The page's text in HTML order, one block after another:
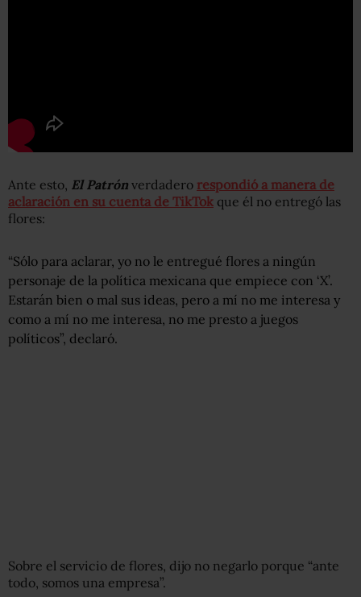
Ante esto, El Patrón verdadero respondió a manera de
aclaración en su cuenta de TikTok que él no entregó las
flores:
“Sólo para aclarar, yo no le entregué flores a ningún
personaje de la política mexicana que empiece con ‘X’.
Estarán bien o mal sus ideas, pero a mí no me interesa y
como a mí no me interesa, no me presto a juegos
políticos”, declaró.
Sobre el servicio de flores, dijo no negarlo porque “ante
todo, somos una empresa”.